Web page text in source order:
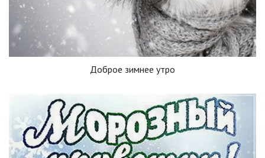
Доброе зимнее утро